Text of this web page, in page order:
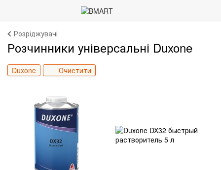
Розріджувачі
Розчинники універсальні Duxone
Duxone Очистити